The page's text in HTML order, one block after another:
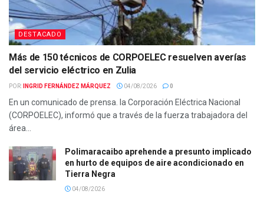
DESTACADO
Más de 150 técnicos de CORPOELEC resuelven averías
del servicio eléctrico en Zulia
POR: INGRID FERNÁNDEZ MÁRQUEZ 04/08/2026 0
En un comunicado de prensa. la Corporación Eléctrica Nacional
(CORPOELEC), informó que a través de la fuerza trabajadora del
área...
Polimaracaibo aprehende a presunto implicado
en hurto de equipos de aire acondicionado en
Tierra Negra
04/08/2026